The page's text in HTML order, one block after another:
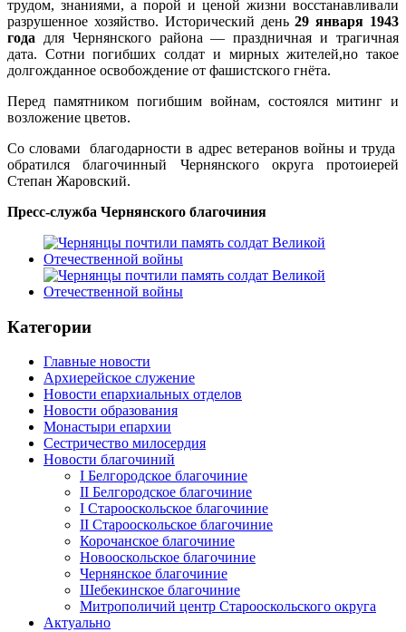
трудом, знаниями, а порой и ценой жизни восстанавливали
разрушенное хозяйство. Исторический день29 января 1943
года для Чернянского района — праздничная и трагичная
дата. Сотни погибших солдат и мирных жителей,но такое
долгожданное освобождение от фашистского гнёта.
Перед памятником погибшим войнам, состоялся митинг и
возложение цветов.
Со словами благодарности в адрес ветеранов войны и труда
обратился благочинный Чернянского округа протоиерей
Степан Жаровский.
Пресс-служба Чернянского благочиния
Категории
Главные новости
Архиерейское служение
Новости епархиальных отделов
Новости образования
Монастыри епархии
Сестричество милосердия
Новости благочиний
I Белгородское благочиние
II Белгородское благочиние
I Старооскольское благочиние
II Старооскольское благочиние
Корочанское благочиние
Новооскольское благочиние
Чернянское благочиние
Шебекинское благочиние
Митрополичий центр Старооскольского округа
Актуально